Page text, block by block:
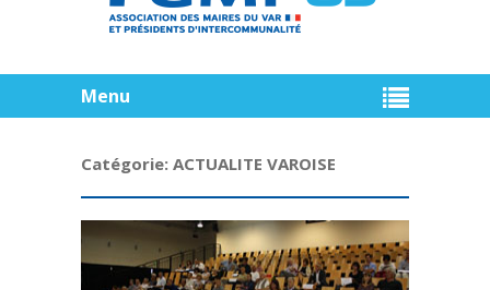
Menu
Catégorie: ACTUALITE VAROISE